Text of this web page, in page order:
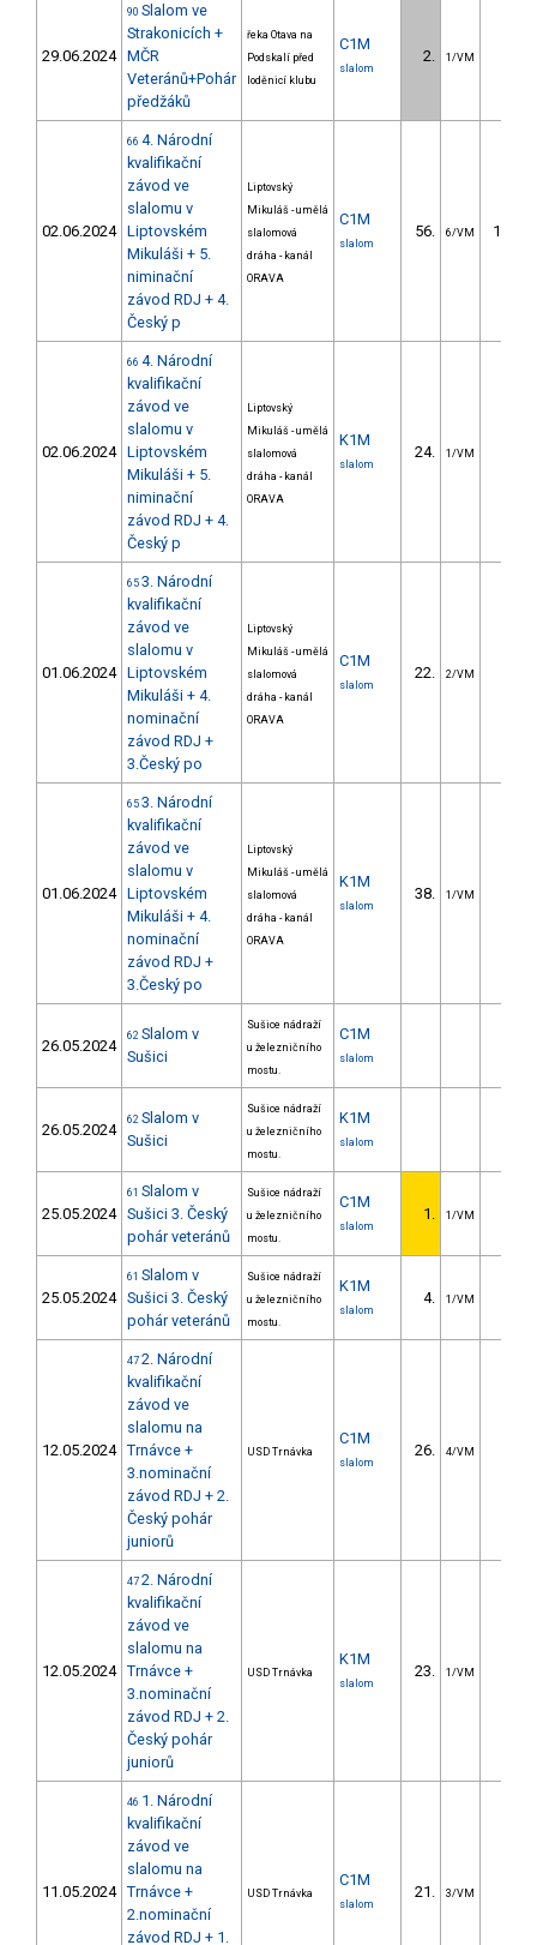
29.06.2024
90 Slalom ve
Strakonicích +
MČR
Veteránů+Pohár
předžáků
řeka Otava na
Podskalí před
loděnicí klubu
C1M
slalom
2. 1/VM
02.06.2024
66 4. Národní
kvalifikační
závod ve
slalomu v
Liptovském
Mikuláši + 5.
niminační
závod RDJ + 4.
Český p
Liptovský
Mikuláš - umělá
slalomová
dráha - kanál
ORAVA
C1M
slalom
56. 6/VM 141.94
02.06.2024
66 4. Národní
kvalifikační
závod ve
slalomu v
Liptovském
Mikuláši + 5.
niminační
závod RDJ + 4.
Český p
Liptovský
Mikuláš - umělá
slalomová
dráha - kanál
ORAVA
K1M
slalom
24. 1/VM
01.06.2024
65 3. Národní
kvalifikační
závod ve
slalomu v
Liptovském
Mikuláši + 4.
nominační
závod RDJ +
3.Český po
Liptovský
Mikuláš - umělá
slalomová
dráha - kanál
ORAVA
C1M
slalom
22. 2/VM
01.06.2024
65 3. Národní
kvalifikační
závod ve
slalomu v
Liptovském
Mikuláši + 4.
nominační
závod RDJ +
3.Český po
Liptovský
Mikuláš - umělá
slalomová
dráha - kanál
ORAVA
K1M
slalom
38. 1/VM
26.05.2024
62 Slalom v
Sušici
Sušice nádraží
u železničního
mostu.
C1M
slalom
26.05.2024
62 Slalom v
Sušici
Sušice nádraží
u železničního
mostu.
K1M
slalom
25.05.2024
61 Slalom v
Sušici 3. Český
pohár veteránů
Sušice nádraží
u železničního
mostu.
C1M
slalom
1. 1/VM
25.05.2024
61 Slalom v
Sušici 3. Český
pohár veteránů
Sušice nádraží
u železničního
mostu.
K1M
slalom
4. 1/VM
12.05.2024
47 2. Národní
kvalifikační
závod ve
slalomu na
Trnávce +
3.nominační
závod RDJ + 2.
Český pohár
juniorů
USD Trnávka
C1M
slalom
26. 4/VM
12.05.2024
47 2. Národní
kvalifikační
závod ve
slalomu na
Trnávce +
3.nominační
závod RDJ + 2.
Český pohár
juniorů
USD Trnávka
K1M
slalom
23. 1/VM
11.05.2024
46 1. Národní
kvalifikační
závod ve
slalomu na
Trnávce +
2.nominační
závod RDJ + 1.
USD Trnávka
C1M
slalom
21. 3/VM